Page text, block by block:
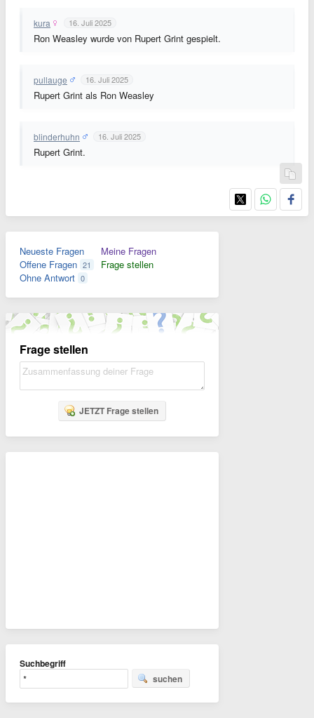
kura 16. Juli 2025
Ron Weasley wurde von Rupert Grint gespielt.
pullauge 16. Juli 2025
Rupert Grint als Ron Weasley
blinderhuhn 16. Juli 2025
Rupert Grint.
Neueste Fragen
Offene Fragen 21
Ohne Antwort 0
Meine Fragen
Frage stellen
Frage stellen
JETZT Frage stellen
Suchbegriff
suchen